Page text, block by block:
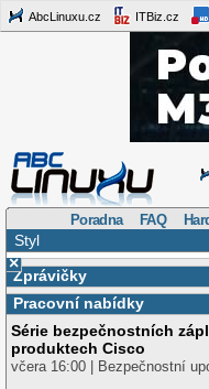
AbcLinuxu.cz ITBiz.cz
Poradna FAQ
Styl
×
Zprávičky
Pracovní nabídky
Série bezpečnostních
produktech Cisco
včera 16:00 | Bezpečnostní